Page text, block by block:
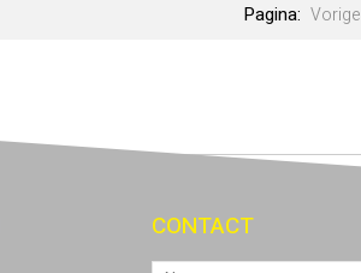
Pagina: Vorige
CONTACT